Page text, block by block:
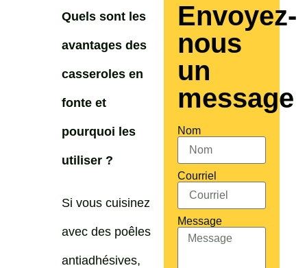
Quels sont les
avantages des
casseroles en
fonte et
pourquoi les
utiliser ?
Si vous cuisinez
avec des poêles
antiadhésives,
Envoyez-
nous
un
message
Nom
Courriel
Message